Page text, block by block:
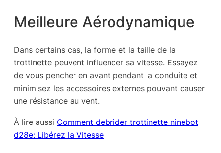
Meilleure Aérodynamique
Dans certains cas, la forme et la taille de la
trottinette peuvent influencer sa vitesse. Essayez
de vous pencher en avant pendant la conduite et
minimisez les accessoires externes pouvant causer
une résistance au vent.
À lire aussi Comment debrider trottinette ninebot
d28e: Libérez la Vitesse